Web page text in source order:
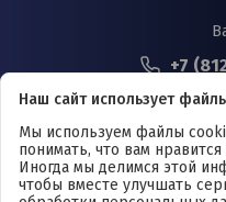
+7
Медицинские услуги для
исключительно
информация не является
лицом в
Наш сайт использует
Мы используем файлы
понимать, что вам
Иногда мы делимся этой
чтобы вместе улучшать